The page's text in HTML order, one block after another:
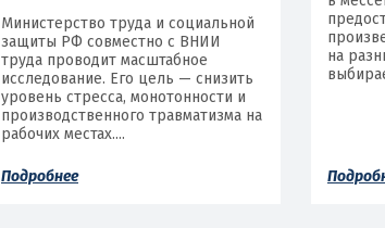
Министерство труда и социальной
защиты РФ совместно с ВНИИ
труда проводит масштабное
исследование. Его цель — снизить
уровень стресса, монотонности и
производственного травматизма на
рабочих местах....
Подробнее
на